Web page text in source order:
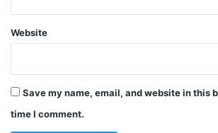
Website
Save my name, email, and website in this
time I comment.